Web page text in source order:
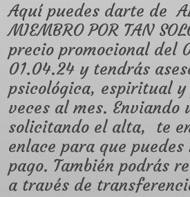
Aquí puedes darte de
MIEMBRO POR TAN
precio promocional del
01.04.24 y tendrás
psicológica, espiritual y
veces al mes. Enviando
solicitando el alta, te
enlace para que
pago. También podrás
a través de